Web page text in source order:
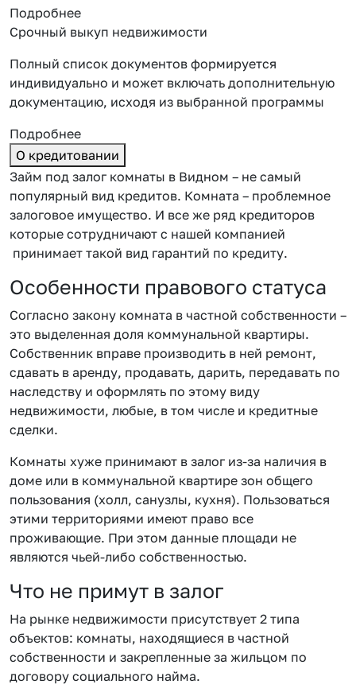
Подробнее
Срочный выкуп недвижимости
Полный список документов формируется
индивидуально и может включать дополнительную
документацию, исходя из выбранной программы
Подробнее
О кредитовании
Займ под залог комнаты в Видном – не самый
популярный вид кредитов. Комната – проблемное
залоговое имущество. И все же ряд кредиторов
которые сотрудничают с нашей компанией
принимает такой вид гарантий по кредиту.
Особенности правового статуса
Согласно закону комната в частной собственности –
это выделенная доля коммунальной квартиры.
Собственник вправе производить в ней ремонт,
сдавать в аренду, продавать, дарить, передавать по
наследству и оформлять по этому виду
недвижимости, любые, в том числе и кредитные
сделки.
Комнаты хуже принимают в залог из-за наличия в
доме или в коммунальной квартире зон общего
пользования (холл, санузлы, кухня). Пользоваться
этими территориями имеют право все
проживающие. При этом данные площади не
являются чьей-либо собственностью.
Что не примут в залог
На рынке недвижимости присутствует 2 типа
объектов: комнаты, находящиеся в частной
собственности и закрепленные за жильцом по
договору социального найма.